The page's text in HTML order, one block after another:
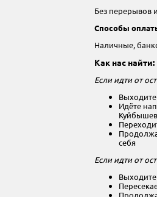
Без перерывов
Способы
Наличные,
Как нас найти:
Если идти от
Идёте
себя
Если идти от